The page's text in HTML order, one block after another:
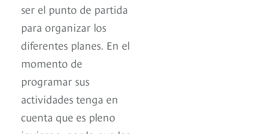
ser el punto de partida
para organizar los
diferentes planes. En el
momento de
programar sus
actividades tenga en
cuenta que es pleno